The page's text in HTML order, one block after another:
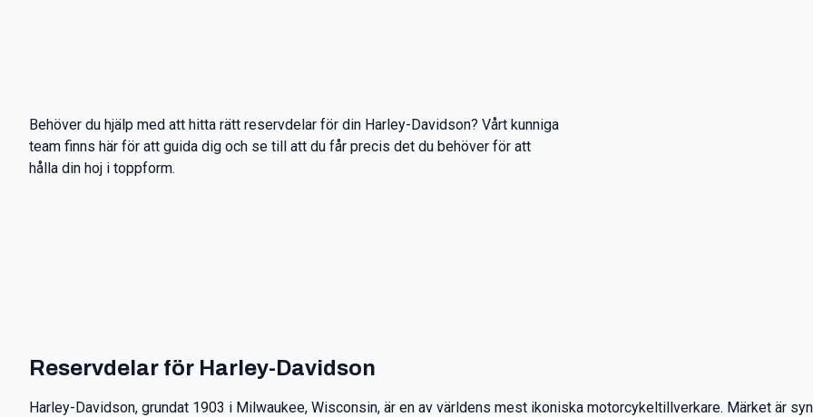
Behöver du hjälp med att hitta rätt reservdelar för din Harley-Davidson? Vårt kunniga
team finns här för att guida dig och se till att du får precis det du behöver för att
hålla din hoj i toppform.
Reservdelar för Harley-Davidson
Harley-Davidson, grundat 1903 i Milwaukee, Wisconsin, är en av världens mest ikoniska motorcykeltillverkare. Märket är